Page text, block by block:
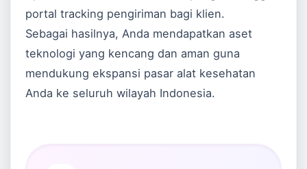
portal tracking pengiriman bagi klien.
Sebagai hasilnya, Anda mendapatkan aset
teknologi yang kencang dan aman guna
mendukung ekspansi pasar alat kesehatan
Anda ke seluruh wilayah Indonesia.